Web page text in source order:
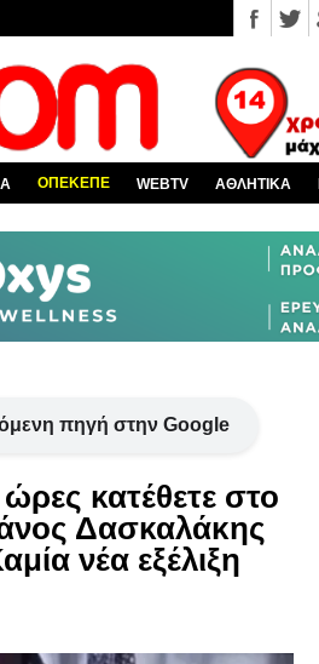
Εύβοια
ΟΠΕΚΕΠΕ WEBTV ΑΘΛΗΤΙΚΑ
πηγή στην Google
κατέθετε στο
Δασκαλάκης
νέα εξέλιξη